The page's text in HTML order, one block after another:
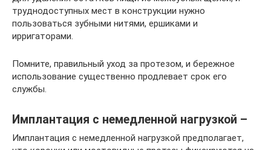
труднодоступных мест в конструкции нужно
пользоваться зубными нитями, ершиками и
ирригаторами.
Помните, правильный уход за протезом, и бережное
использование существенно продлевает срок его
службы.
Имплантация с немедленной нагрузкой –
Имплантация с немедленной нагрузкой предполагает,